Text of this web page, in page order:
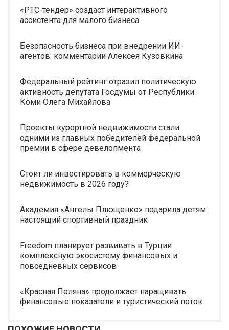
«РТС-тендер» создаст интерактивного
ассистента для малого бизнеса
Безопасность бизнеса при внедрении ИИ-
агентов: комментарии Алексея Кузовкина
Федеральный рейтинг отразил политическую
активность депутата Госдумы от Республики
Коми Олега Михайлова
Проекты курортной недвижимости стали
одними из главных победителей федеральной
премии в сфере девелопмента
Стоит ли инвестировать в коммерческую
недвижимость в 2026 году?
Академия «Ангелы Плющенко» подарила детям
настоящий спортивный праздник
Freedom планирует развивать в Турции
комплексную экосистему финансовых и
повседневных сервисов
«Красная Поляна» продолжает наращивать
финансовые показатели и туристический поток